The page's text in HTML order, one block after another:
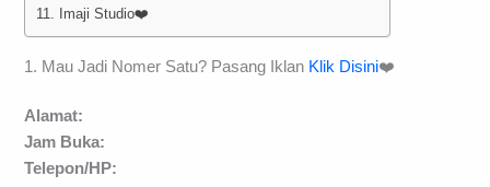
11. Imaji Studio❤️
1. Mau Jadi Nomer Satu? Pasang Iklan Klik Disini❤️
Alamat:
Jam Buka:
Telepon/HP: